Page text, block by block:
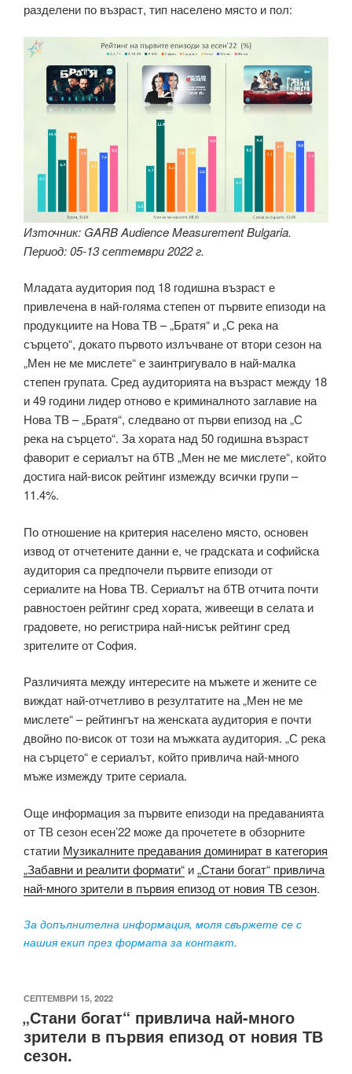
разделени по възраст, тип населено място и пол:
Източник: GARB Audience Measurement Bulgaria.
Период: 05-13 септември 2022 г.
Младата аудитория под 18 годишна възраст е
привлечена в най-голяма степен от първите епизоди на
продукциите на Нова ТВ – „Братя“ и „С река на
сърцето“, докато първото излъчване от втори сезон на
„Мен не ме мислете“ е заинтригувало в най-малка
степен групата. Сред аудиторията на възраст между 18
и 49 години лидер отново е криминалното заглавие на
Нова ТВ – „Братя“, следвано от първи епизод на „С
река на сърцето“. За хората над 50 годишна възраст
фаворит е сериалът на бТВ „Мен не ме мислете“, който
достига най-висок рейтинг измежду всички групи –
11.4%.
По отношение на критерия населено място, основен
извод от отчетените данни е, че градската и софийска
аудитория са предпочели първите епизоди от
сериалите на Нова ТВ. Сериалът на бТВ отчита почти
равностоен рейтинг сред хората, живеещи в селата и
градовете, но регистрира най-нисък рейтинг сред
зрителите от София.
Различията между интересите на мъжете и жените се
виждат най-отчетливо в резултатите на „Мен не ме
мислете“ – рейтингът на женската аудитория е почти
двойно по-висок от този на мъжката аудитория. „С река
на сърцето“ е сериалът, който привлича най-много
мъже измежду трите сериала.
Още информация за първите епизоди на предаванията
от ТВ сезон есен’22 може да прочетете в обзорните
статии Музикалните предавания доминират в категория
„Забавни и реалити формати“ и„Стани богат“ привлича
най-много зрители в първия епизод от новия ТВ сезон.
За допълнителна информация, моля свържете се с
нашия екип през формата за контакт.
ПУБЛИКУВАНО
НА
СЕПТЕМВРИ 15, 2022
„Стани богат“ привлича най-много
зрители в първия епизод от новия ТВ
сезон.